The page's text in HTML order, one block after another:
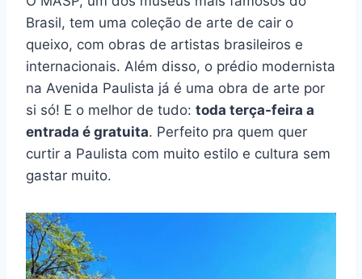
Brasil, tem uma coleção de arte de cair o
queixo, com obras de artistas brasileiros e
internacionais. Além disso, o prédio modernista
na Avenida Paulista já é uma obra de arte por
si só! E o melhor de tudo: toda terça-feira a
entrada é gratuita. Perfeito pra quem quer
curtir a Paulista com muito estilo e cultura sem
gastar muito.